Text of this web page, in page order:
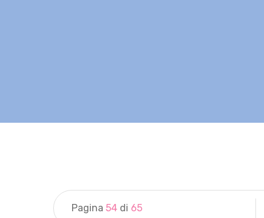
Pagina 54 di 65